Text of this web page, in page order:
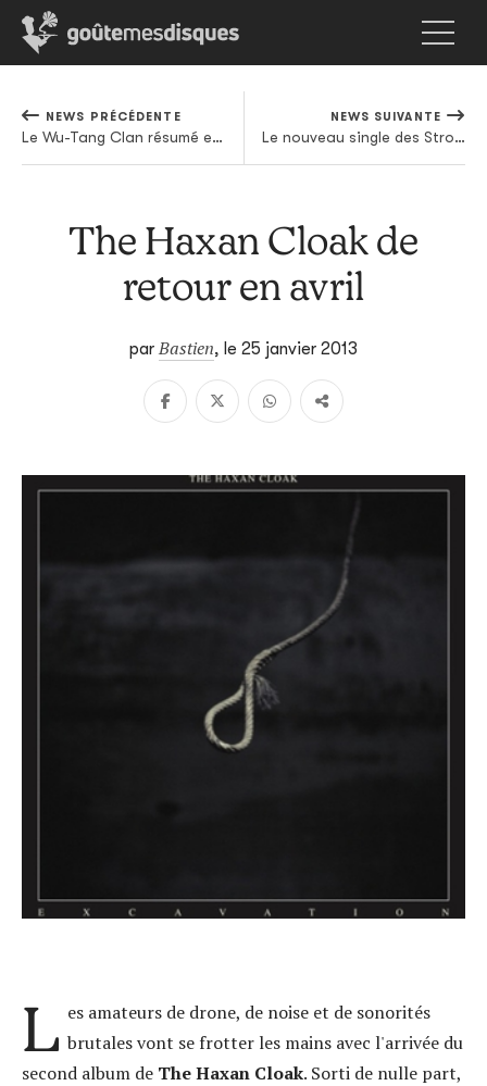
NEWS PRÉCÉDENTE
Le Wu-Tang Clan résumé en 60 minutes de mix
NEWS SUIVANTE
Le nouveau single des Strokes fait enfin son apparition
The Haxan Cloak de
retour en avril
parBastien, le 25 janvier 2013
L es amateurs de drone, de noise et de sonorités
brutales vont se frotter les mains avec l'arrivée du
second album de The Haxan Cloak. Sorti de nulle part,